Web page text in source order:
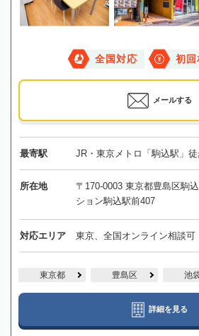
全国対応 初回
メールする
最寄駅 JR・東京メトロ「駒込駅」徒
所在地
〒170-0003 東京都豊島区駒
ション駒込駅前407
対応エリア 東京、全国オンライン相談可
東京都 豊島区 池
詳細を見る